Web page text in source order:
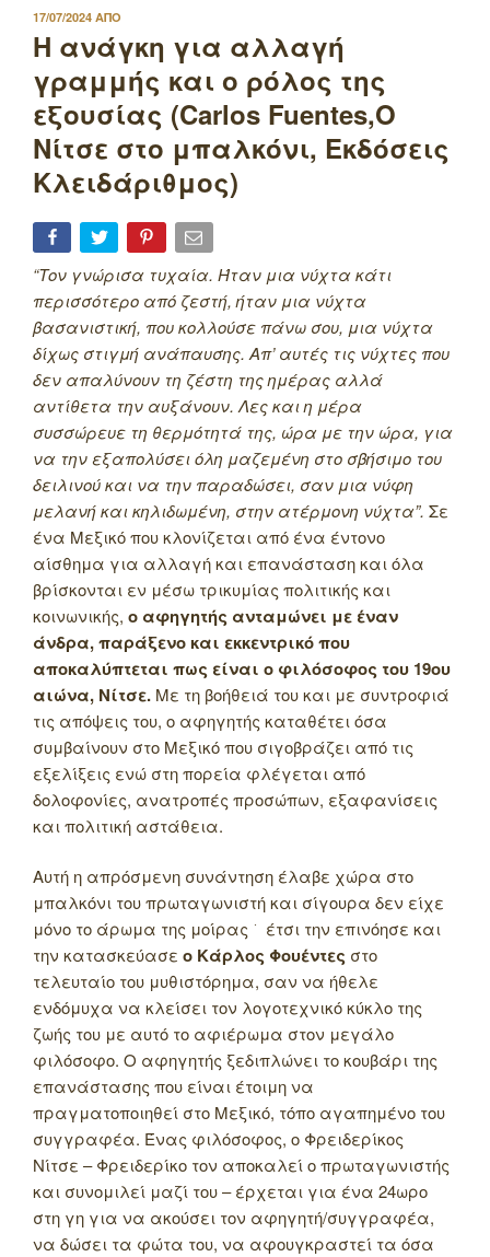
ΔΗΜΟΣΙΕΥΤΗΚΕ
ΣΤΙΣ
17/07/2024 ΑΠΟ
Η ανάγκη για αλλαγή
γραμμής και ο ρόλος της
εξουσίας (Carlos Fuentes,Ο
Νίτσε στο μπαλκόνι, Εκδόσεις
Κλειδάριθμος)
“Τον γνώρισα τυχαία. Ήταν μια νύχτα κάτι
περισσότερο από ζεστή, ήταν μια νύχτα
βασανιστική, που κολλούσε πάνω σου, μια νύχτα
δίχως στιγμή ανάπαυσης. Απ’ αυτές τις νύχτες που
δεν απαλύνουν τη ζέστη της ημέρας αλλά
αντίθετα την αυξάνουν. Λες και η μέρα
συσσώρευε τη θερμότητά της, ώρα με την ώρα, για
να την εξαπολύσει όλη μαζεμένη στο σβήσιμο του
δειλινού και να την παραδώσει, σαν μια νύφη
μελανή και κηλιδωμένη, στην ατέρμονη νύχτα”. Σε
ένα Μεξικό που κλονίζεται από ένα έντονο
αίσθημα για αλλαγή και επανάσταση και όλα
βρίσκονται εν μέσω τρικυμίας πολιτικής και
κοινωνικής, ο αφηγητής ανταμώνει με έναν
άνδρα, παράξενο και εκκεντρικό που
αποκαλύπτεται πως είναι ο φιλόσοφος του 19ου
αιώνα, Νίτσε. Με τη βοήθειά του και με συντροφιά
τις απόψεις του, ο αφηγητής καταθέτει όσα
συμβαίνουν στο Μεξικό που σιγοβράζει από τις
εξελίξεις ενώ στη πορεία φλέγεται από
δολοφονίες, ανατροπές προσώπων, εξαφανίσεις
και πολιτική αστάθεια.
Αυτή η απρόσμενη συνάντηση έλαβε χώρα στο
μπαλκόνι του πρωταγωνιστή και σίγουρα δεν είχε
μόνο το άρωμα της μοίρας ͘ έτσι την επινόησε και
την κατασκεύασε ο Κάρλος Φουέντες στο
τελευταίο του μυθιστόρημα, σαν να ήθελε
ενδόμυχα να κλείσει τον λογοτεχνικό κύκλο της
ζωής του με αυτό το αφιέρωμα στον μεγάλο
φιλόσοφο. Ο αφηγητής ξεδιπλώνει το κουβάρι της
επανάστασης που είναι έτοιμη να
πραγματοποιηθεί στο Μεξικό, τόπο αγαπημένο του
συγγραφέα. Ένας φιλόσοφος, ο Φρειδερίκος
Νίτσε – Φρειδερίκο τον αποκαλεί ο πρωταγωνιστής
και συνομιλεί μαζί του – έρχεται για ένα 24ωρο
στη γη για να ακούσει τον αφηγητή/συγγραφέα,
να δώσει τα φώτα του, να αφουγκραστεί τα όσα